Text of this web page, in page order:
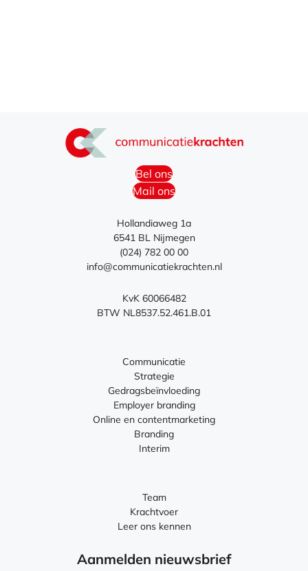
Bel ons
Mail ons
Hollandiaweg 1a
6541 BL Nijmegen
(024) 782 00 00
info@communicatiekrachten.nl
KvK 60066482
BTW NL8537.52.461.B.01
Communicatie
Strategie
Gedragsbeïnvloeding
Employer branding
Online en contentmarketing
Branding
Interim
Team
Krachtvoer
Leer ons kennen
Aanmelden nieuwsbrief